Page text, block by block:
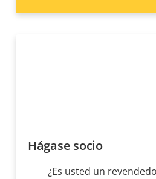
Hágase socio
¿Es usted un